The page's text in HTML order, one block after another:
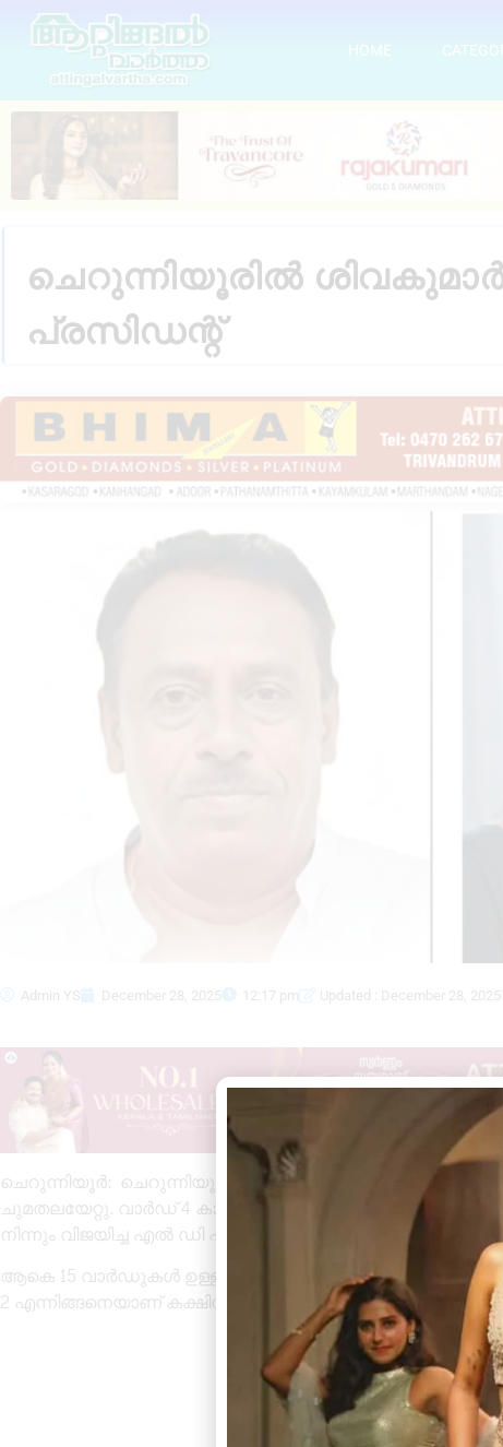
HOME
ചെറുന്നിയൂരിൽ
പ്രസിഡന്റ്‌
Admin YS December 28, 2025 12:17 pm Updated : December 28, 2025
ചെറുന്നിയൂർ: ചെറുന്നിയൂർ ഗ്രാമ പഞ്ചായത്തിൽ
ചുമതലയേറ്റു. വാർഡ് 4 കാറാത്തലയിൽ നിന്നും വിജയിച്ചു
നിന്നും വിജയിച്ച എൽ ഡി എഫിന്റെ രജനി അനിലാണ് വൈസ്
ആകെ 15 വാർഡുകൾ ഉള്ള ചെറുന്നിയൂർ
2 എന്നിങ്ങനെയാണ് കക്ഷിനില